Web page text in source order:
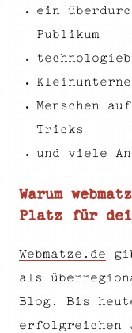
ein
Publikum
Menschen
Tricks
und viele
Warum
Platz für
Webmatze.de
als
Blog. Bis
erfolgreichen